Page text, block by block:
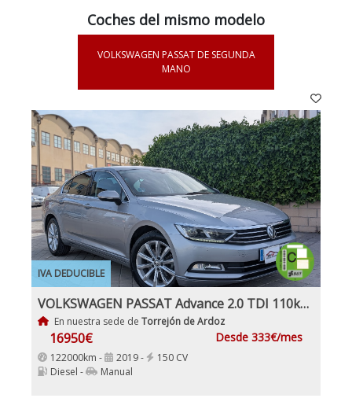
Coches del mismo modelo
VOLKSWAGEN PASSAT DE SEGUNDA
MANO
IVA DEDUCIBLE
VOLKSWAGEN PASSAT Advance 2.0 TDI 110kW (150CV)
En nuestra sede de Torrejón de Ardoz
16950€ Desde 333€/mes
122000km - 2019 -
150 CV
Diesel -
Manual